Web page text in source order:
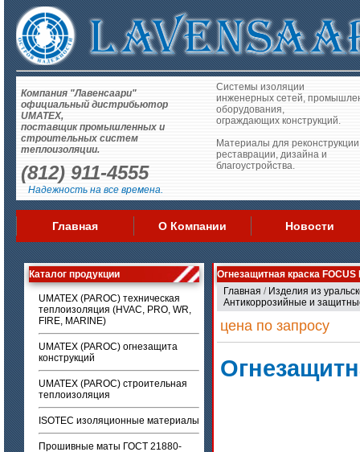
Компания "Лавенсаари"
официальный дистрибьютор
UMATEX,
поставщик промышленных и
строительных систем
теплоизоляции.
(812) 911-4555
Надежность на все времена.
Системы изоляции
инженерных сетей,
оборудования,
ограждающих конструкций.
Материалы для
реставрации, дизайна и
благоустройства.
Главная О Компании Новости
Каталог продукции
UMATEX (PAROC) техническая
теплоизоляция (HVAC, PRO, WR,
FIRE, MARINE)
UMATEX (PAROC) огнезащита
конструкций
UMATEX (PAROC) строительная
теплоизоляция
ISOTEC изоляционные материалы
Прошивные маты ГОСТ 21880-
Огнезащитная краска FOCUS
Главная / Изделия из
Антикоррозийные и
цена по запросу